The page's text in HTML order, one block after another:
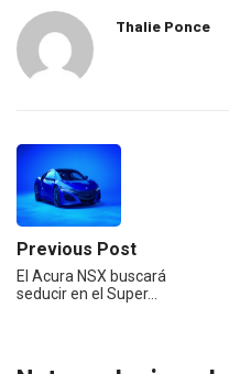
Thalie Ponce
Previous Post
El Acura NSX buscará
seducir en el Super…